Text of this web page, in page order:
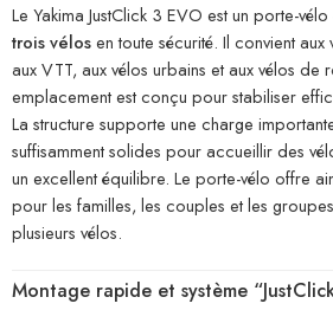
Le Yakima JustClick 3 EVO est un porte-
trois vélosen toute sécurité. Il convient
aux VTT, aux vélos urbains et aux vélos de
emplacement est conçu pour stabiliser
La structure supporte une charge
suffisamment solides pour accueillir des
un excellent équilibre. Le porte-vélo offre
pour les familles, les couples et les
plusieurs vélos.
Montage rapide et système